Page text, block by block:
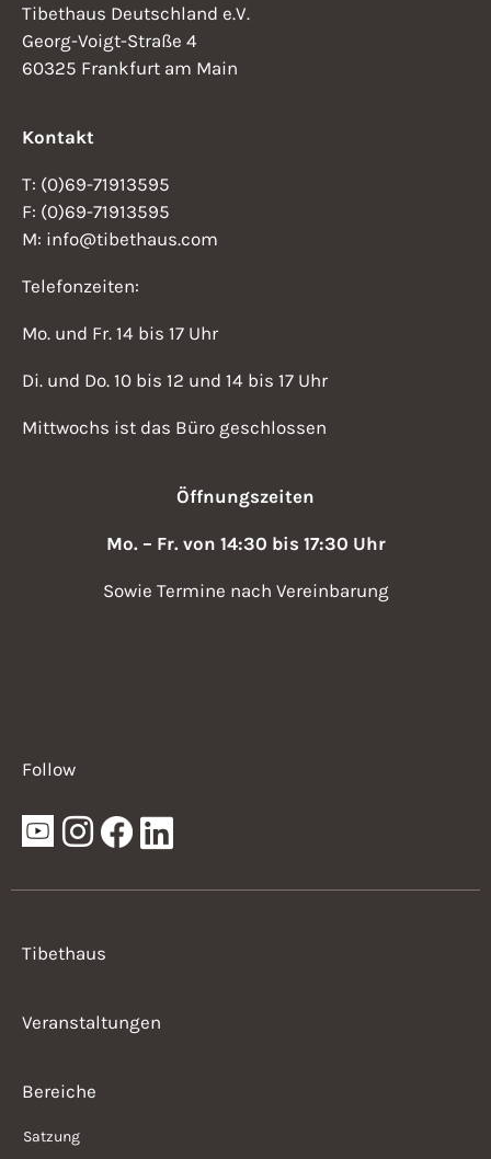
Tibethaus Deutschland e.V.
Georg-Voigt-Straße 4
60325 Frankfurt am Main
Kontakt
T: (0)69-71913595
F: (0)69-71913595
M: info@tibethaus.com
Telefonzeiten:
Mo. und Fr. 14 bis 17 Uhr
Di. und Do. 10 bis 12 und 14 bis 17 Uhr
Mittwochs ist das Büro geschlossen
Öffnungszeiten
Mo. – Fr. von 14:30 bis 17:30 Uhr
Sowie Termine nach Vereinbarung
Follow
Tibethaus
Veranstaltungen
Bereiche
Satzung